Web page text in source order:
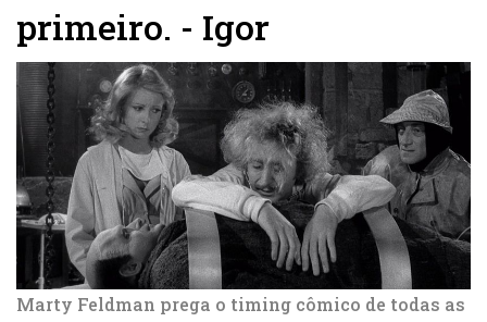
primeiro. - Igor
Marty Feldman prega o timing cômico de todas as